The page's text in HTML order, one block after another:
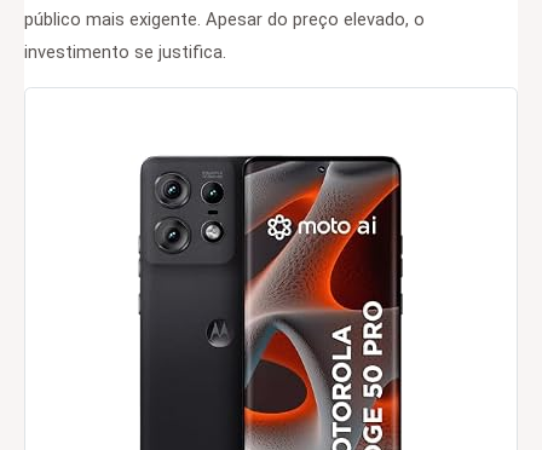
público mais exigente. Apesar do preço elevado, o
investimento se justifica.